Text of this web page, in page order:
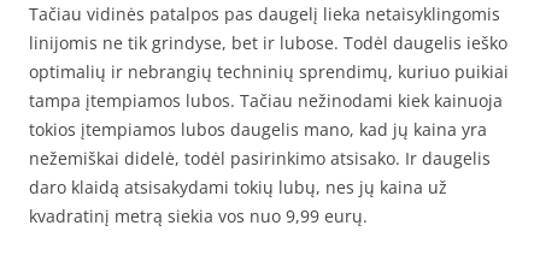
Tačiau vidinės patalpos pas daugelį lieka netaisyklingomis
linijomis ne tik grindyse, bet ir lubose. Todėl daugelis ieško
optimalių ir nebrangių techninių sprendimų, kuriuo puikiai
tampa įtempiamos lubos. Tačiau nežinodami kiek kainuoja
tokios įtempiamos lubos daugelis mano, kad jų kaina yra
nežemiškai didelė, todėl pasirinkimo atsisako. Ir daugelis
daro klaidą atsisakydami tokių lubų, nes jų kaina už
kvadratinį metrą siekia vos nuo 9,99 eurų.